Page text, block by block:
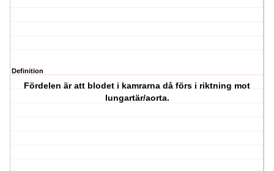
Definition
Fördelen är att blodet i kamrarna då förs i riktning mot
lungartär/aorta.